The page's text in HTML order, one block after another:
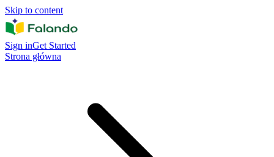
Skip to content
Sign inGet Started
Strona główna